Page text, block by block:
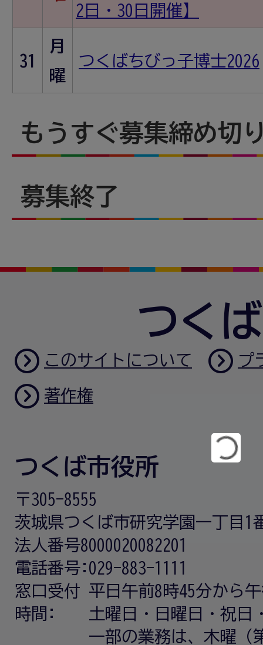
2日・30日開催】
31
月
曜
つくばちびっ子博士2026
もうすぐ募集締め切
募集終了
つく
このサイトについて プ
著作権
つくば市役所
〒305-8555
茨城県つくば市研究学園一丁目1
法人番号8000020082201
電話番号: 029-883-1111
窓口受付
時間:
平日午前8時45分から
土曜日・日曜日・祝日
一部の業務は、木曜（